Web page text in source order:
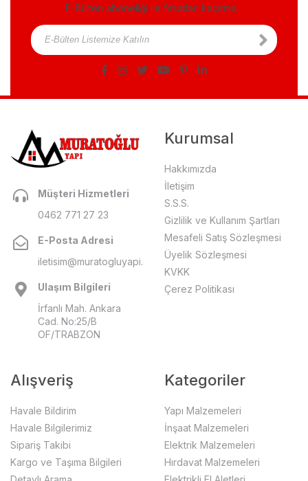
E-Bülten aboneliği ile fırsatları kaçırma...
Müşteri Hizmetleri
0462 771 27 23
E-Posta Adresi
iletisim@muratogluyapi.com
Ulaşım Bilgileri
İrfanlı Mah. Ankara
Cad. No:25/B
OF/TRABZON
Kurumsal
Hakkımızda
İletişim
S.S.S.
Gizlilik ve Kullanım Şartları
Mesafeli Satış Sözleşmesi
Üyelik Sözleşmesi
KVKK
Çerez Politikası
Alışveriş
Havale Bildirim
Havale Bilgilerimiz
Sipariş Takibi
Kargo ve Taşıma Bilgileri
Kategoriler
Yapı Malzemeleri
İnşaat Malzemeleri
Elektrik Malzemeleri
Hırdavat Malzemeleri